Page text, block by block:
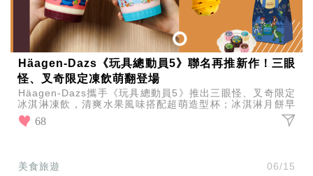
Häagen-Dazs《玩具總動員5》聯名再推新作！三眼
怪、叉奇限定凍飲萌翻登場
Häagen-Dazs攜手《玩具總動員5》推出三眼怪、叉奇限定
冰淇淋凍飲，清爽水果風味搭配超萌造型杯；冰淇淋月餅早
鳥優惠同步倒數，限量盲盒與周邊收藏一次滿足。
68
美食旅遊 06/15